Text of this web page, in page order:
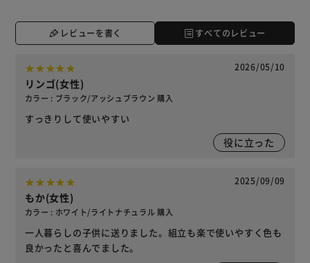
レビューを書く すべてのレビュー
2026/05/10
リンゴ(女性)
カラー : ブラック/アッシュブラウン 購入
すっきりして使いやすい
役に立った
2025/09/09
もか(女性)
カラー : ホワイト/ライトナチュラル 購入
一人暮らしの子供に送りました。組立も楽で使いやすく色も
良かったと喜んでました。